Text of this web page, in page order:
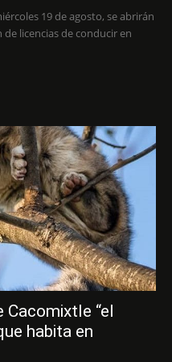
19 de agosto, se abrirán
licencias de conducir en
“el
habita en